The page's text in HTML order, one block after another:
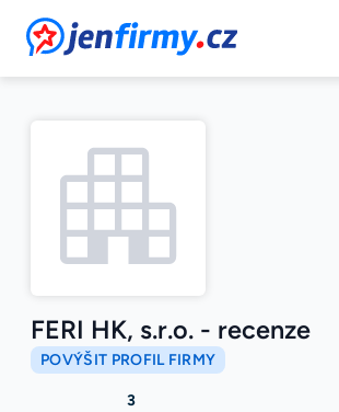
JenFirmy.cz
FERI HK, s.r.o. - recenze
POVÝŠIT PROFIL FIRMY
3